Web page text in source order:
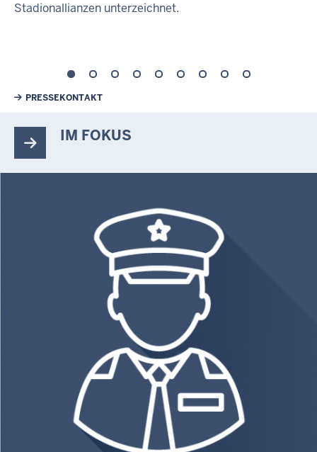
Stadionallianzen unterzeichnet.
Weiterführende Links
PRESSEKONTAKT
IM FOKUS